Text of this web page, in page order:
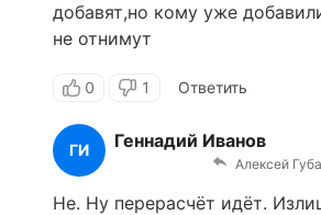
добавят,но кому уже
не отнимут
0 1 Ответить
ГИ Геннадий Иванов
Алексей
Не. Ну перерасчёт идёт.